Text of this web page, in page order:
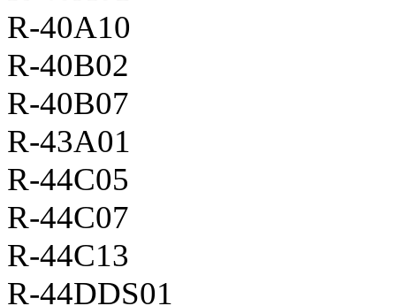
R-40A10
R-40B02
R-40B07
R-43A01
R-44C05
R-44C07
R-44C13
R-44DDS01